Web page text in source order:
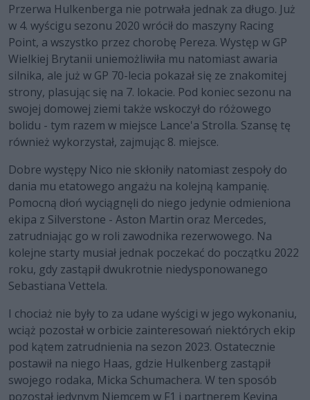
Przerwa Hulkenberga nie potrwała jednak za długo. Już
w 4. wyścigu sezonu 2020 wrócił do maszyny Racing
Point, a wszystko przez chorobę Pereza. Występ w GP
Wielkiej Brytanii uniemożliwiła mu natomiast awaria
silnika, ale już w GP 70-lecia pokazał się ze znakomitej
strony, plasując się na 7. lokacie. Pod koniec sezonu na
swojej domowej ziemi także wskoczył do różowego
bolidu - tym razem w miejsce Lance'a Strolla. Szansę tę
również wykorzystał, zajmując 8. miejsce.
Dobre występy Nico nie skłoniły natomiast zespoły do
dania mu etatowego angażu na kolejną kampanię.
Pomocną dłoń wyciągnęli do niego jedynie odmieniona
ekipa z Silverstone - Aston Martin oraz Mercedes,
zatrudniając go w roli zawodnika rezerwowego. Na
kolejne starty musiał jednak poczekać do początku 2022
roku, gdy zastąpił dwukrotnie niedysponowanego
Sebastiana Vettela.
I chociaż nie były to za udane wyścigi w jego wykonaniu,
wciąż pozostał w orbicie zainteresowań niektórych ekip
pod kątem zatrudnienia na sezon 2023. Ostatecznie
postawił na niego Haas, gdzie Hulkenberg zastąpił
swojego rodaka, Micka Schumachera. W ten sposób
pozostał jedynym Niemcem w F1 i partnerem Kevina